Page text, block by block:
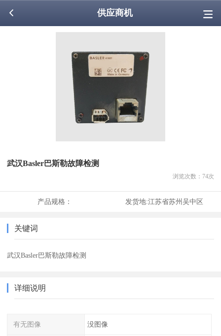
供应商机
武汉Basler巴斯勒故障检测
浏览次数： 74次
产品规格： 发货地:江苏省苏州吴中区
关键词
武汉Basler巴斯勒故障检测
详细说明
有无图像 没图像